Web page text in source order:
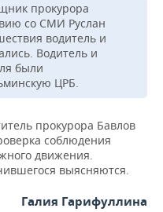
прокурора
со СМИ Руслан
водитель и
Водитель и
были
ЦРБ.
прокурора Бавлов
соблюдения
движения.
выясняются.
Галия Гарифуллина